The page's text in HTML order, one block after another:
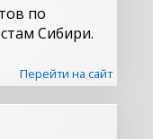
по
Сибири.
Перейти на сайт